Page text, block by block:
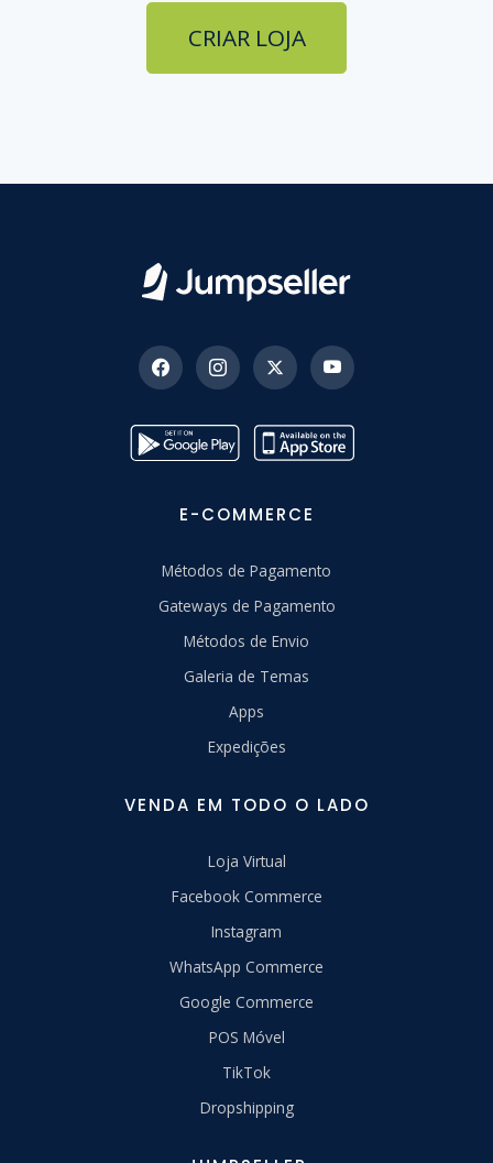
CRIAR LOJA
E-COMMERCE
Métodos de Pagamento
Gateways de Pagamento
Métodos de Envio
Galeria de Temas
Apps
Expedições
VENDA EM TODO O LADO
Loja Virtual
Facebook Commerce
Instagram
WhatsApp Commerce
Google Commerce
POS Móvel
TikTok
Dropshipping